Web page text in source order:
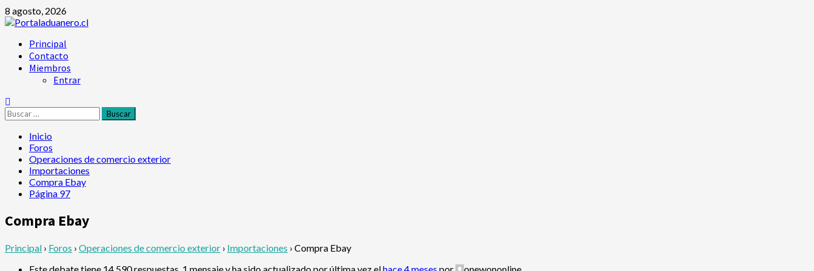
Saltar
al
8 agosto, 2026
Menú
principal
Principal
Contacto
Miembros
Entrar
Buscar:
Inicio
Foros
Operaciones de comercio exterior
Importaciones
Compra Ebay
Página 97
Compra Ebay
Principal › Foros › Operaciones de comercio exterior › Importaciones › Compra Ebay